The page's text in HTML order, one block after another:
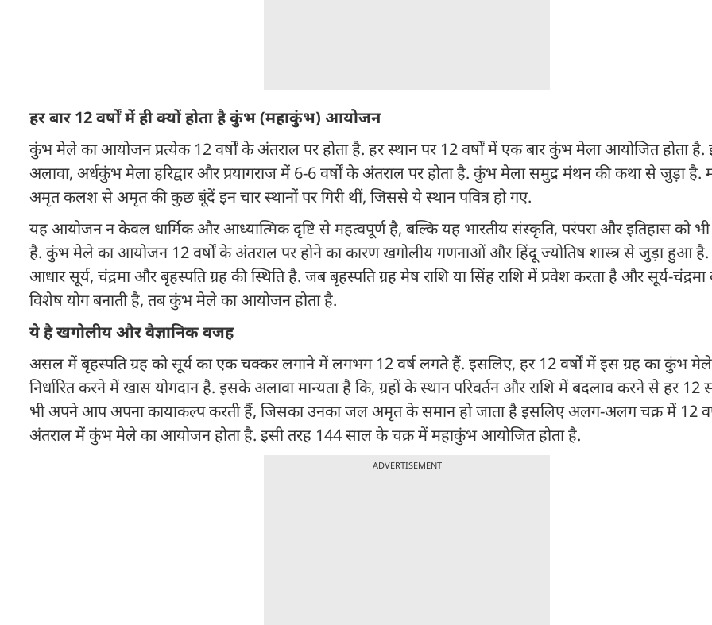
हर बार 12 वर्षों में ही क्यों होता है कुंभ (महाकुंभ) आयोजन
कुंभ मेले का आयोजन प्रत्येक 12 वर्षों के अंतराल पर होता है. हर स्थान पर 12 वर्षों में एक बार कुंभ मेला आयोजित होता
अलावा, अर्धकुंभ मेला हरिद्वार और प्रयागराज में 6-6 वर्षों के अंतराल पर होता है. कुंभ मेला समुद्र मंथन की कथा से जुड़ा है.
अमृत कलश से अमृत की कुछ बूंदें इन चार स्थानों पर गिरी थीं, जिससे ये स्थान पवित्र हो गए.
यह आयोजन न केवल धार्मिक और आध्यात्मिक दृष्टि से महत्वपूर्ण है, बल्कि यह भारतीय संस्कृति, परंपरा और इतिहास को
है. कुंभ मेले का आयोजन 12 वर्षों के अंतराल पर होने का कारण खगोलीय गणनाओं और हिंदू ज्योतिष शास्त्र से जुड़ा हुआ
आधार सूर्य, चंद्रमा और बृहस्पति ग्रह की स्थिति है. जब बृहस्पति ग्रह मेष राशि या सिंह राशि में प्रवेश करता है और सूर्य-चंद्रमा
विशेष योग बनाती है, तब कुंभ मेले का आयोजन होता है.
ये है खगोलीय और वैज्ञानिक वजह
असल में बृहस्पति ग्रह को सूर्य का एक चक्कर लगाने में लगभग 12 वर्ष लगते हैं. इसलिए, हर 12 वर्षों में इस ग्रह का कुंभ
निर्धारित करने में खास योगदान है. इसके अलावा मान्यता है कि, ग्रहों के स्थान परिवर्तन और राशि में बदलाव करने से हर 12
भी अपने आप अपना कायाकल्प करती हैं, जिसका उनका जल अमृत के समान हो जाता है इसलिए अलग-अलग चक्र में 12
अंतराल में कुंभ मेले का आयोजन होता है. इसी तरह 144 साल के चक्र में महाकुंभ आयोजित होता है.
ADVERTISEMENT